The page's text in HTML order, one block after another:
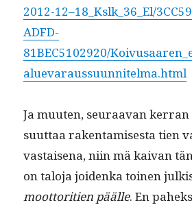
2012-12–18_Kslk_36_El/
ADFD-
81BEC5102920/
aluevaraussuunnitelma.html
Ja muuten, seu­raa­van
su­ut­taa rak­en­tamis­es­ta tien
vas­taise­na, niin mä kaivan
on talo­ja joiden­ka toinen
moot­tori­tien päälle. En